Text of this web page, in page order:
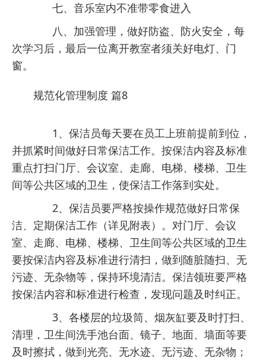
七、音乐室内不准带零食进入
八、加强管理，做好防盗、防火安全，每
次学习后，最后一位离开教室者须关好电灯、门
窗。
规范化管理制度 篇8
1、保洁员每天要在员工上班前提前到位，
并抓紧时间做好日常保洁工作。按保洁内容及标准
重点打扫门厅、会议室、走廊、电梯、楼梯、卫生
间等公共区域的卫生，使保洁工作落到实处。
2、保洁员要严格按操作规范做好日常保
洁、定期保洁工作（详见附表）。对门厅、会议
室、走廊、电梯、楼梯、卫生间等公共区域的卫生
要按保洁内容及标准进行清扫，做到随脏随扫、无
污迹、无杂物等，保持环境清洁。保洁领班要严格
按保洁内容和标准进行检查，发现问题及时纠正。
3、各楼层的垃圾筒、烟灰缸要及时打扫、
清理，卫生间洗手池台面、镜子、地面、墙面等要
及时擦拭，做到光亮、无水迹、无污迹、无杂物；